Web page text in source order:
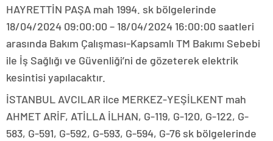
HAYRETTİN PAŞA mah 1994. sk bölgelerinde
18/04/2024 09:00:00 – 18/04/2024 16:00:00 saatleri
arasında Bakım Çalışması-Kapsamlı TM Bakımı Sebebi
ile İş Sağlığı ve Güvenliği’ni de gözeterek elektrik
kesintisi yapılacaktır.
İSTANBUL AVCILAR ilce MERKEZ-YEŞİLKENT mah
AHMET ARİF, ATİLLA İLHAN, G-119, G-120, G-122, G-
583, G-591, G-592, G-593, G-594, G-76 sk bölgelerinde